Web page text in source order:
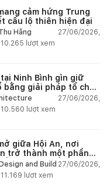
cảm hứng Trung
cấu lộ thiên hiện đại
Hằng
27/06/2026,
10.265 lượt xem
Ninh Bình gìn giữ
bằng giải pháp tổ chức
27/06/2026,
10.560 lượt xem
giữa Hội An, nơi
trở thành một phần
and Build 27/06/2026,
11.169 lượt xem